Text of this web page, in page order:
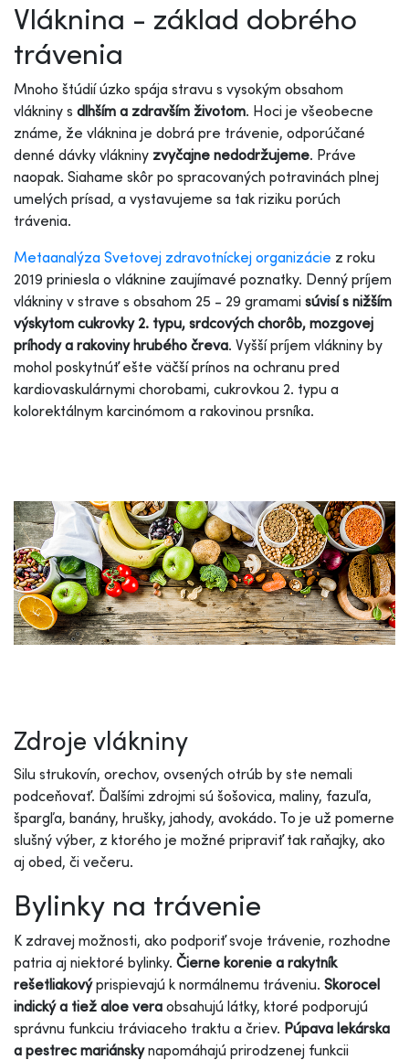
Vláknina - základ dobrého
trávenia
Mnoho štúdií úzko spája stravu s vysokým obsahom
vlákniny s dlhším a zdravším životom. Hoci je všeobecne
známe, že vláknina je dobrá pre trávenie, odporúčané
denné dávky vlákniny zvyčajne nedodržujeme. Práve
naopak. Siahame skôr po spracovaných potravinách plnej
umelých prísad, a vystavujeme sa tak riziku porúch
trávenia.
Metaanalýza Svetovej zdravotníckej organizácie z roku
2019 priniesla o vláknine zaujímavé poznatky. Denný príjem
vlákniny v strave s obsahom 25 - 29 gramami súvisí s nižším
výskytom cukrovky 2. typu, srdcových chorôb, mozgovej
príhody a rakoviny hrubého čreva. Vyšší príjem vlákniny by
mohol poskytnúť ešte väčší prínos na ochranu pred
kardiovaskulárnymi chorobami, cukrovkou 2. typu a
kolorektálnym karcinómom a rakovinou prsníka.
Zdroje vlákniny
Silu strukovín, orechov, ovsených otrúb by ste nemali
podceňovať. Ďalšími zdrojmi sú šošovica, maliny, fazuľa,
špargľa, banány, hrušky, jahody, avokádo. To je už pomerne
slušný výber, z ktorého je možné pripraviť tak raňajky, ako
aj obed, či večeru.
Bylinky na trávenie
K zdravej možnosti, ako podporiť svoje trávenie, rozhodne
patria aj niektoré bylinky. Čierne korenie a rakytník
rešetliakovýprispievajú k normálnemu tráveniu. Skorocel
indický a tiež aloe vera obsahujú látky, ktoré podporujú
správnu funkciu tráviaceho traktu a čriev. Púpava lekárska
a pestrec mariánskynapomáhajú prirodzenej funkcii